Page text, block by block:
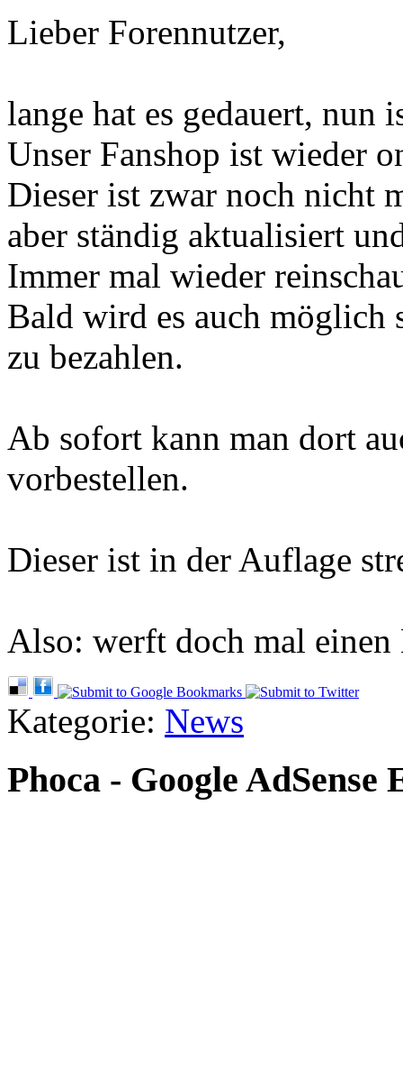
Lieber Forennutzer,
lange hat es gedauert, nun
Unser Fanshop ist wieder
Dieser ist zwar noch nicht
aber ständig aktualisiert
Immer mal wieder
Bald wird es auch möglich
zu bezahlen.
Ab sofort kann man dort
vorbestellen.
Dieser ist in der Auflage
Also: werft doch mal
Kategorie: News
Phoca - Google AdSense